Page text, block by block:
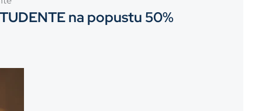
na popustu 50%